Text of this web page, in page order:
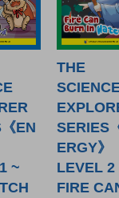
EN
~
THE
SERIES
ERGY》
LEVEL 2
FIRE